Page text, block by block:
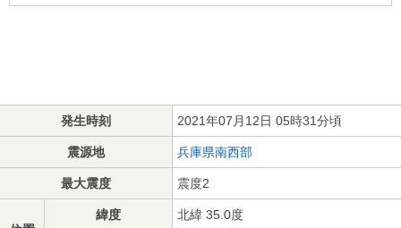
発生時刻 2021年07月12日 05時31分頃
震源地 兵庫県南西部
最大震度 震度2
緯度 北緯 35.0度